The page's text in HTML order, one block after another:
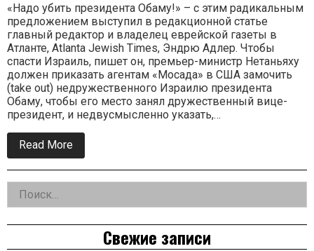
«Надо убить президента Обаму!» – с этим радикальным
предложением выступил в редакционной статье
главный редактор и владелец еврейской газеты в
Атланте, Atlanta Jewish Times, Эндрю Адлер. Чтобы
спасти Израиль, пишет он, премьер-министр Нетаньяху
должен приказать агентам «Мосада» в США замочить
(take out) недружественного Израилю президента
Обаму, чтобы его место занял дружественный вице-
президент, и недвусмысленно указать,…
Read More
Atlanta
Jewish
Times:
Обаму!»
Left
Найти:
Свежие записи